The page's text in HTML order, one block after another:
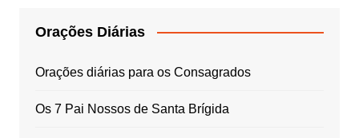
Orações Diárias
Orações diárias para os Consagrados
Os 7 Pai Nossos de Santa Brígida